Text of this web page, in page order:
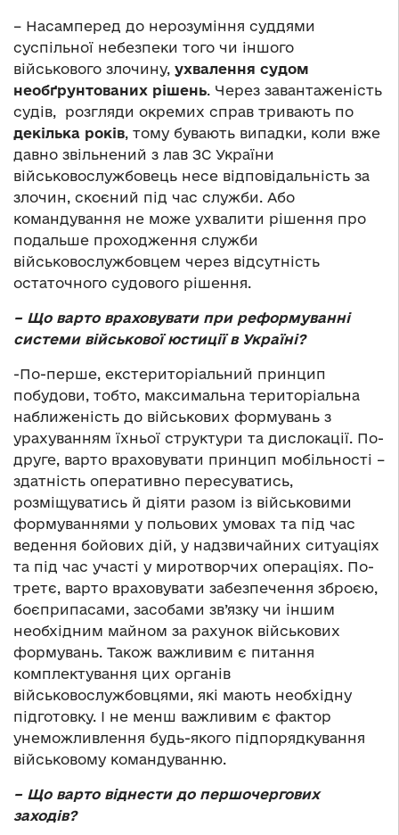
– Насамперед до нерозуміння суддями
суспільної небезпеки того чи іншого
військового злочину, ухвалення судом
необґрунтованих рішень. Через завантаженість
судів, розгляди окремих справ тривають по
декілька років, тому бувають випадки, коли вже
давно звільнений з лав ЗС України
військовослужбовець несе відповідальність за
злочин, скоєний під час служби. Або
командування не може ухвалити рішення про
подальше проходження служби
військовослужбовцем через відсутність
остаточного судового рішення.
– Що варто враховувати при реформуванні
системи військової юстиції в Україні?
-По-перше, екстериторіальний принцип
побудови, тобто, максимальна територіальна
наближеність до військових формувань з
урахуванням їхньої структури та дислокації. По-
друге, варто враховувати принцип мобільності –
здатність оперативно пересуватись,
розміщуватись й діяти разом із військовими
формуваннями у польових умовах та під час
ведення бойових дій, у надзвичайних ситуаціях
та під час участі у миротворчих операціях. По-
третє, варто враховувати забезпечення зброєю,
боєприпасами, засобами зв’язку чи іншим
необхідним майном за рахунок військових
формувань. Також важливим є питання
комплектування цих органів
військовослужбовцями, які мають необхідну
підготовку. І не менш важливим є фактор
унеможливлення будь-якого підпорядкування
військовому командуванню.
– Що варто віднести до першочергових
заходів?